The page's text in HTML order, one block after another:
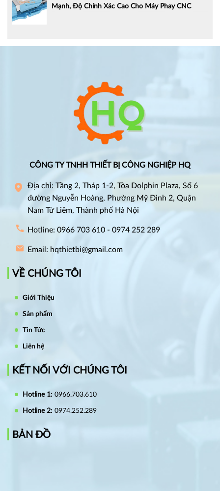
Mạnh, Độ Chính Xác Cao Cho Máy Phay CNC
CÔNG TY TNHH THIẾT BỊ CÔNG NGHIỆP HQ
Địa chỉ: Tầng 2, Tháp 1-2, Tòa Dolphin Plaza, Số 6
đường Nguyễn Hoàng, Phường Mỹ Đình 2, Quận
Nam Từ Liêm, Thành phố Hà Nội
Hotline: 0966 703 610 - 0974 252 289
Email: hqthietbi@gmail.com
VỀ CHÚNG TÔI
Giới Thiệu
Sản phẩm
Tin Tức
Liên hệ
KẾT NỐI VỚI CHÚNG TÔI
Hotline 1: 0966.703.610
Hotline 2: 0974.252.289
BẢN ĐỒ